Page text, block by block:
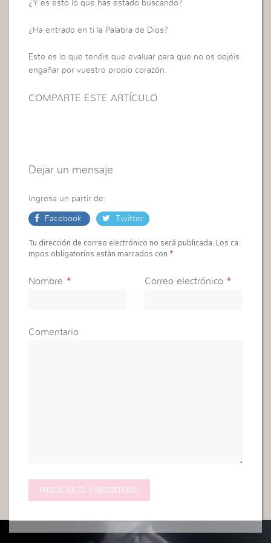
¿Y es esto lo que has estado buscando?
¿Ha entrado en ti la Palabra de Dios?
Esto es lo que tenéis que evaluar para que no os dejéis
engañar por vuestro propio corazón.
COMPARTE ESTE ARTÍCULO
Dejar un mensaje
Ingresa un partir de:
Facebook Twitter
Tu dirección de correo electrónico no será publicada. Los ca
mpos obligatorios están marcados con*
Nombre * Correo electrónico *
Comentario